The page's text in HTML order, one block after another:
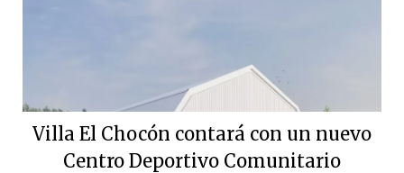
Villa El Chocón contará con un nuevo
Centro Deportivo Comunitario